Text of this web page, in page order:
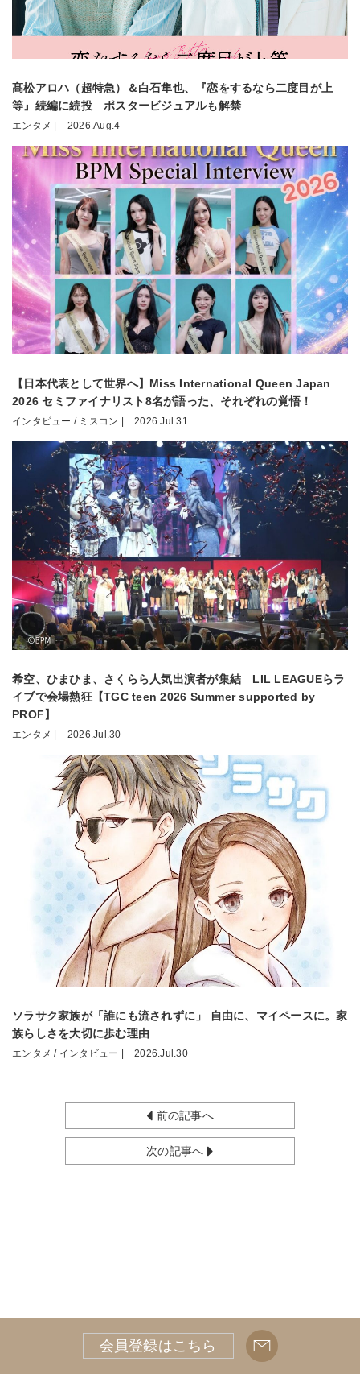
髙松アロハ（超特急）＆白石隼也、『恋をするなら二度目が上
等』続編に続投 ポスタービジュアルも解禁
エンタメ | 2026.Aug.4
【日本代表として世界へ】Miss International Queen Japan
2026 セミファイナリスト8名が語った、それぞれの覚悟！
インタビュー / ミスコン | 2026.Jul.31
希空、ひまひま、さくらら人気出演者が集結 LIL LEAGUEらラ
イブで会場熱狂【TGC teen 2026 Summer supported by
PROF】
エンタメ | 2026.Jul.30
ソラサク家族が「誰にも流されずに」 自由に、マイペースに。家
族らしさを大切に歩む理由
エンタメ / インタビュー | 2026.Jul.30
前の記事へ
次の記事へ
会員登録はこちら